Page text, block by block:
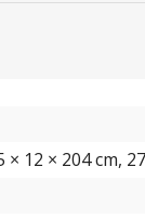
12 × 204 cm,